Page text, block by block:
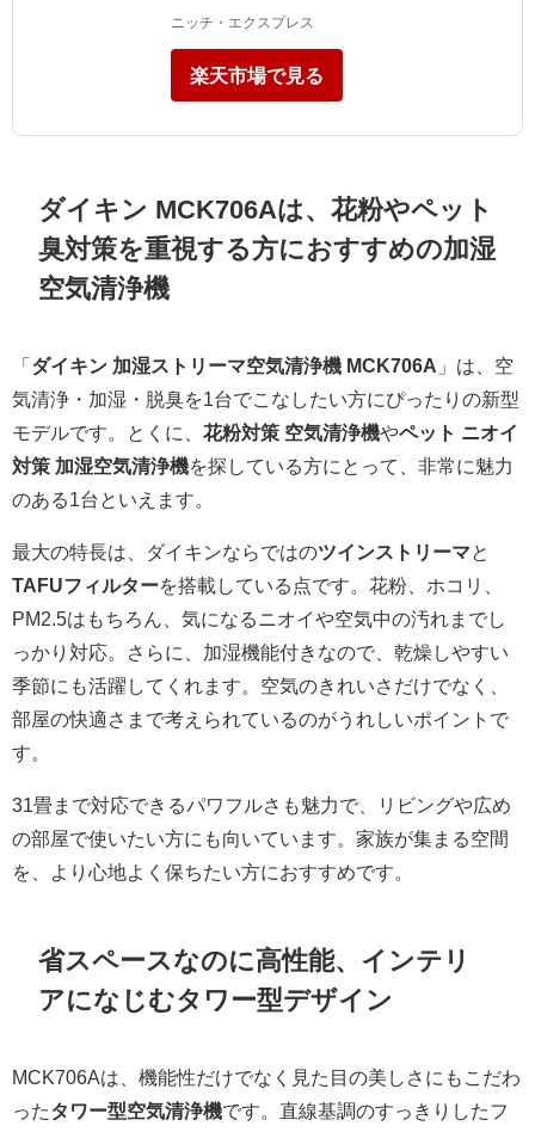
ニッチ・エクスプレス
楽天市場で見る
ダイキン MCK706Aは、花粉やペット
臭対策を重視する方におすすめの加湿
空気清浄機
「ダイキン 加湿ストリーマ空気清浄機 MCK706A 」は、空
気清浄・加湿・脱臭を1台でこなしたい方にぴったりの新型
モデルです。とくに、 花粉対策 空気清浄機やペット ニオイ
対策 加湿空気清浄機を探している方にとって、非常に魅力
のある1台といえます。
最大の特長は、ダイキンならではのツインストリーマ と
TAFUフィルターを搭載している点です。花粉、ホコリ、
PM2.5はもちろん、気になるニオイや空気中の汚れまでし
っかり対応。さらに、加湿機能付きなので、乾燥しやすい
季節にも活躍してくれます。空気のきれいさだけでなく、
部屋の快適さまで考えられているのがうれしいポイントで
す。
31畳まで対応できるパワフルさも魅力で、リビングや広め
の部屋で使いたい方にも向いています。家族が集まる空間
を、より心地よく保ちたい方におすすめです。
省スペースなのに高性能、インテリ
アになじむタワー型デザイン
MCK706Aは、機能性だけでなく見た目の美しさにもこだわ
ったタワー型空気清浄機です。直線基調のすっきりしたフ